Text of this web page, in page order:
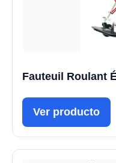
Fauteuil Roulant
Ver producto